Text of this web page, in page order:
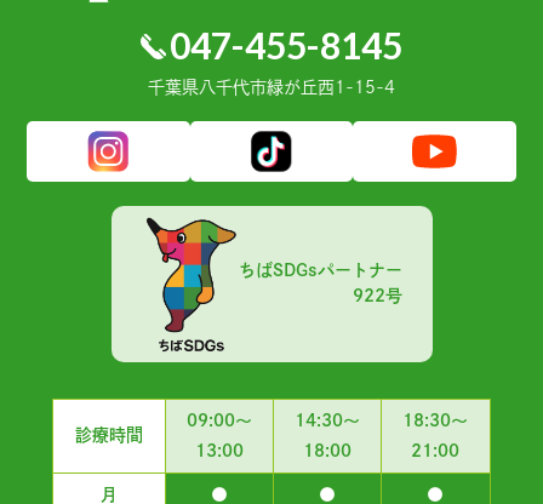
047-455-8145
千葉県⼋千代市緑が丘⻄1-15-4
ちばSDGsパートナー
922号
診療時間
09:00～
13:00
14:30～
18:00
18:30～
21:00
月 ● ● ●